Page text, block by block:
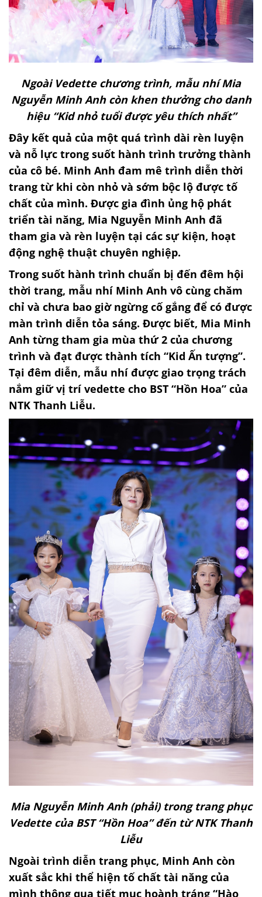
Ngoài Vedette chương trình, mẫu nhí Mia
Nguyễn Minh Anh còn khen thưởng cho danh
hiệu “Kid nhỏ tuổi được yêu thích nhất”
Đây kết quả của một quá trình dài rèn luyện
và nỗ lực trong suốt hành trình trưởng thành
của cô bé. Minh Anh đam mê trình diễn thời
trang từ khi còn nhỏ và sớm bộc lộ được tố
chất của mình. Được gia đình ủng hộ phát
triển tài năng, Mia Nguyễn Minh Anh đã
tham gia và rèn luyện tại các sự kiện, hoạt
động nghệ thuật chuyên nghiệp.
Trong suốt hành trình chuẩn bị đến đêm hội
thời trang, mẫu nhí Minh Anh vô cùng chăm
chỉ và chưa bao giờ ngừng cố gắng để có được
màn trình diễn tỏa sáng. Được biết, Mia Minh
Anh từng tham gia mùa thứ 2 của chương
trình và đạt được thành tích “Kid Ấn tượng”.
Tại đêm diễn, mẫu nhí được giao trọng trách
nắm giữ vị trí vedette cho BST “Hồn Hoa” của
NTK Thanh Liễu.
Mia Nguyễn Minh Anh (phải) trong trang phục
Vedette của BST “Hồn Hoa” đến từ NTK Thanh
Liễu
Ngoài trình diễn trang phục, Minh Anh còn
xuất sắc khi thể hiện tố chất tài năng của
mình thông qua tiết mục hoành tráng “Hào